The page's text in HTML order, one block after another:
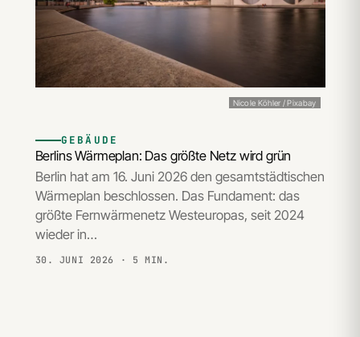
Nicole Köhler / Pixabay
GEBÄUDE
Berlins Wärmeplan: Das größte Netz wird grün
Berlin hat am 16. Juni 2026 den gesamtstädtischen
Wärmeplan beschlossen. Das Fundament: das
größte Fernwärmenetz Westeuropas, seit 2024
wieder in…
30. JUNI 2026 · 5 MIN.